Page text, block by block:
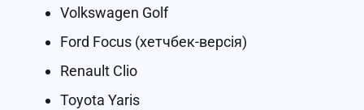
Volkswagen Golf
Ford Focus (хетчбек-версія)
Renault Clio
Toyota Yaris